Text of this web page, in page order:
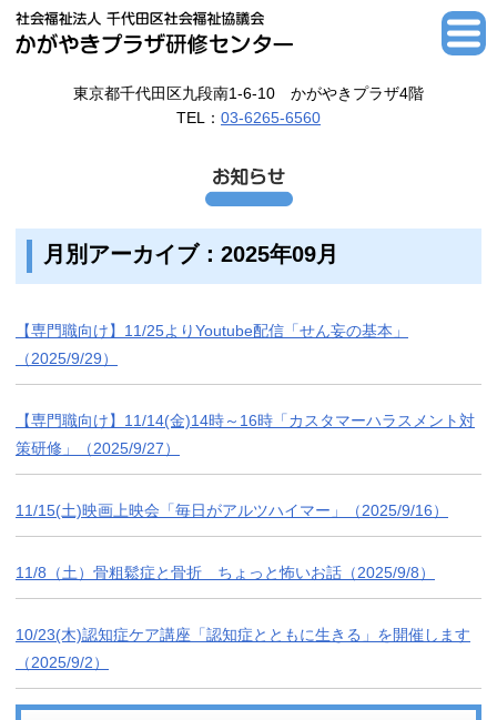
東京都千代田区九段南1-6-10 かがやきプラザ4階
TEL： 03-6265-6560
月別アーカイブ：2025年09月
【専門職向け】11/25よりYoutube配信「せん妄の基本」
（2025/9/29）
【専門職向け】11/14(金)14時～16時「カスタマーハラスメント対
策研修」（2025/9/27）
11/15(土)映画上映会「毎日がアルツハイマー」（2025/9/16）
11/8（土）骨粗鬆症と骨折 ちょっと怖いお話（2025/9/8）
10/23(木)認知症ケア講座「認知症とともに生きる」を開催します
（2025/9/2）